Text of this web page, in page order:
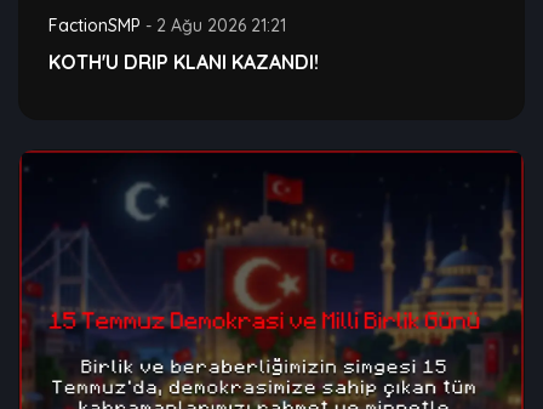
FactionSMP - 2 Ağu 2026 21:21
KOTH'U DRIP KLANI KAZANDI!